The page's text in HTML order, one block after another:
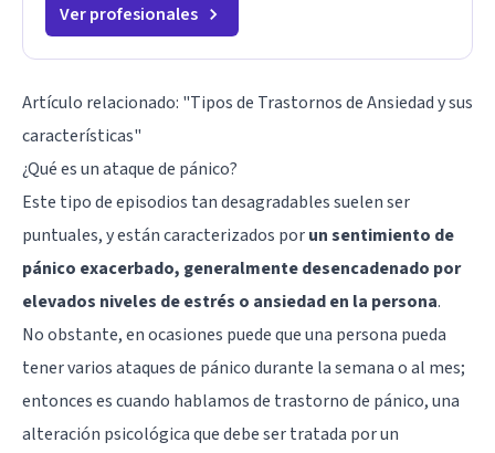
Ver profesionales
Artículo relacionado: "Tipos de Trastornos de Ansiedad y sus
características"
¿Qué es un ataque de pánico?
Este tipo de episodios tan desagradables suelen ser
puntuales, y están caracterizados porun sentimiento de
pánico exacerbado, generalmente desencadenado por
elevados niveles de estrés o ansiedad en la persona.
No obstante, en ocasiones puede que una persona pueda
tener varios ataques de pánico durante la semana o al mes;
entonces es cuando hablamos de trastorno de pánico, una
alteración psicológica que debe ser tratada por un